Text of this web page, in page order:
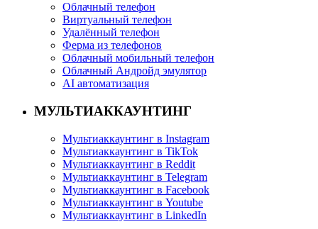
Облачный телефон
Виртуальный телефон
Удалённый телефон
Ферма из телефонов
Облачный мобильный телефон
Облачный Андройд эмулятор
AI автоматизация
МУЛЬТИАККАУНТИНГ
Мультиаккаунтинг в Instagram
Мультиаккаунтинг в TikTok
Мультиаккаунтинг в Reddit
Мультиаккаунтинг в Telegram
Мультиаккаунтинг в Facebook
Мультиаккаунтинг в Youtube
Мультиаккаунтинг в LinkedIn